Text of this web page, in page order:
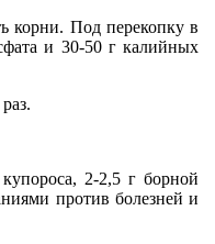
корни. Под пере­копку в
и 30-50 г калийных
2-2,5 г бор­ной
против болезней и